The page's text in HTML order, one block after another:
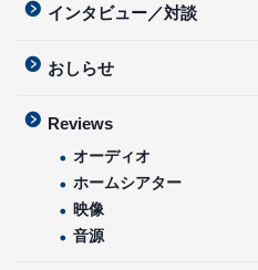
インタビュー／対談
おしらせ
Reviews
オーディオ
ホームシアター
映像
音源